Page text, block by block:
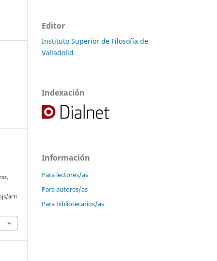
,
arti
Editor
Instituto Superior de Filosofía de
Valladolid
Indexación
Información
Para lectores/as
Para autores/as
Para bibliotecarios/as